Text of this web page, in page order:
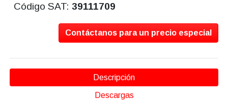
Código SAT:39111709
Contáctanos para un precio especial
Descripción
Descargas